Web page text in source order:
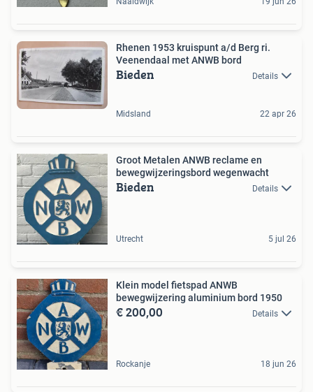
Rhenen 1953 kruispunt a/d Berg ri.
Veenendaal met ANWB bord
Bieden Details
Midsland 22 apr 26
Groot Metalen ANWB reclame en
bewegwijzeringsbord wegenwacht
Bieden Details
Utrecht 5 jul 26
Klein model fietspad ANWB
bewegwijzering aluminium bord 1950
€ 200,00 Details
Rockanje 18 jun 26